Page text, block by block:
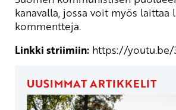
kanavalla, jossa voit myös laittaa
kommentteja.
Linkki striimiin: https://youtu.be/
UUSIMMAT ARTIKKELIT